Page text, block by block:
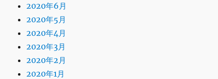
2020年6月
2020年5月
2020年4月
2020年3月
2020年2月
2020年1月